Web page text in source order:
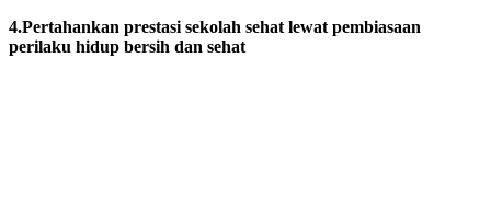
4.Pertahankan prestasi sekolah sehat lewat pembiasaan
perilaku hidup bersih dan sehat